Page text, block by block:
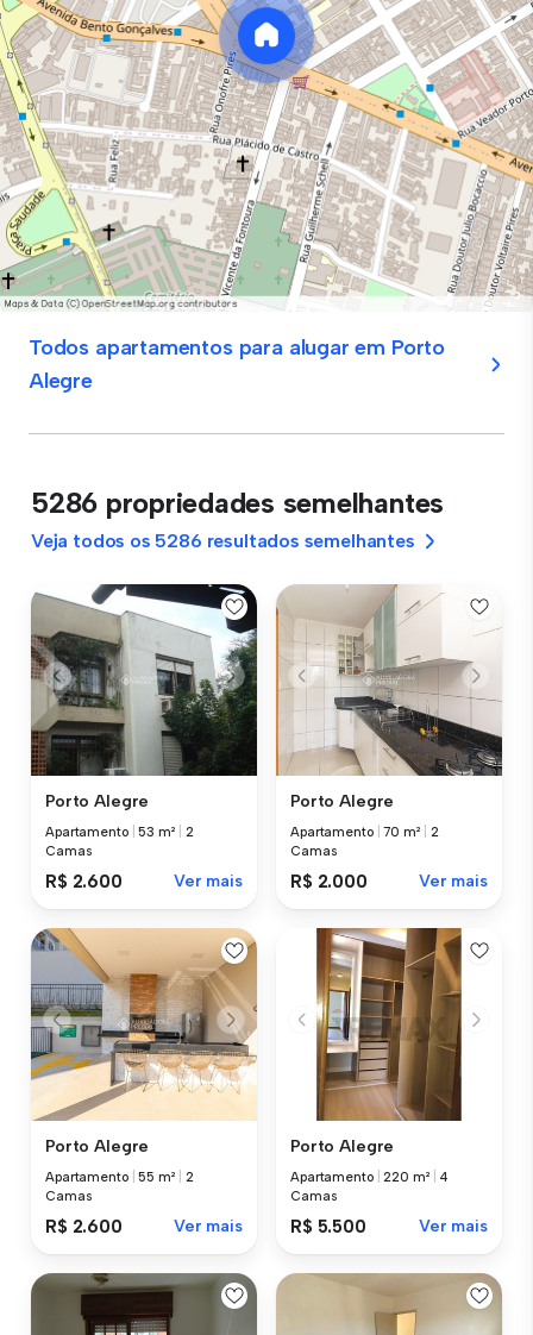
Todos apartamentos para alugar em Porto
Alegre
5286 propriedades semelhantes
Veja todos os 5286 resultados semelhantes
Porto Alegre
Apartamento |53 m²
2
Camas
R$ 2.600 Ver mais
Porto Alegre
Apartamento |70 m²
2
Camas
R$ 2.000 Ver mais
Porto Alegre
Apartamento |55 m²
2
Camas
R$ 2.600 Ver mais
Porto Alegre
Apartamento |220 m²
4
Camas
R$ 5.500 Ver mais